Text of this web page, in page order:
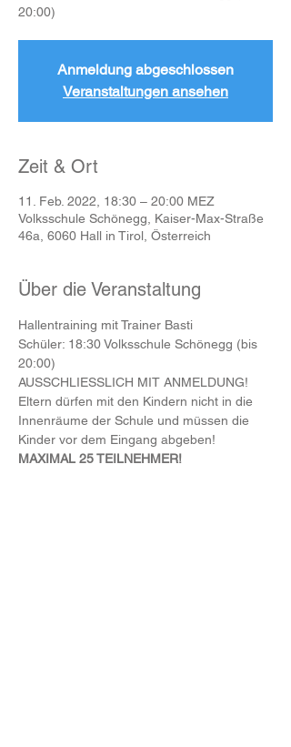
20:00)
Anmeldung abgeschlossen
Veranstaltungen ansehen
Zeit & Ort
11. Feb. 2022, 18:30 – 20:00 MEZ
Volksschule Schönegg, Kaiser-Max-Straße
46a, 6060 Hall in Tirol, Österreich
Über die Veranstaltung
Hallentraining mit Trainer Basti
Schüler: 18:30 Volksschule Schönegg (bis
20:00)
AUSSCHLIESSLICH MIT ANMELDUNG!
Eltern dürfen mit den Kindern nicht in die
Innenräume der Schule und müssen die
Kinder vor dem Eingang abgeben!
MAXIMAL 25 TEILNEHMER!